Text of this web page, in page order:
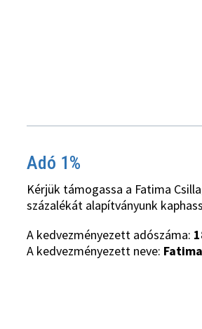
Adó 1%
Kérjük támogassa a Fatima
százalékát alapítványunk
A kedvezményezett adószáma:
A kedvezményezett neve: